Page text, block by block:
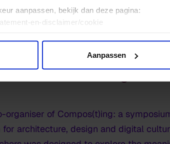
aanpassen, bekijk dan deze pagina:
en-disclaimer/cookie
Aanpassen
– HKU works on regenerative design
– HKU works on
organiser of Compos(t)ing: a
architecture, design and digital